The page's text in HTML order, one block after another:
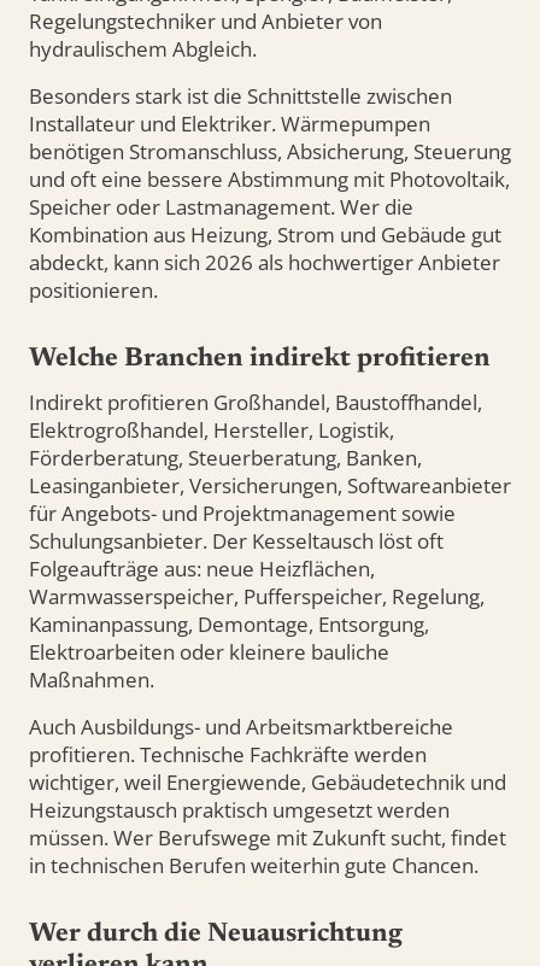
Regelungstechniker und Anbieter von
hydraulischem Abgleich.
Besonders stark ist die Schnittstelle zwischen
Installateur und Elektriker. Wärmepumpen
benötigen Stromanschluss, Absicherung, Steuerung
und oft eine bessere Abstimmung mit Photovoltaik,
Speicher oder Lastmanagement. Wer die
Kombination aus Heizung, Strom und Gebäude gut
abdeckt, kann sich 2026 als hochwertiger Anbieter
positionieren.
Welche Branchen indirekt profitieren
Indirekt profitieren Großhandel, Baustoffhandel,
Elektrogroßhandel, Hersteller, Logistik,
Förderberatung, Steuerberatung, Banken,
Leasinganbieter, Versicherungen, Softwareanbieter
für Angebots- und Projektmanagement sowie
Schulungsanbieter. Der Kesseltausch löst oft
Folgeaufträge aus: neue Heizflächen,
Warmwasserspeicher, Pufferspeicher, Regelung,
Kaminanpassung, Demontage, Entsorgung,
Elektroarbeiten oder kleinere bauliche
Maßnahmen.
Auch Ausbildungs- und Arbeitsmarktbereiche
profitieren. Technische Fachkräfte werden
wichtiger, weil Energiewende, Gebäudetechnik und
Heizungstausch praktisch umgesetzt werden
müssen. Wer Berufswege mit Zukunft sucht, findet
in technischen Berufen weiterhin gute Chancen.
Wer durch die Neuausrichtung